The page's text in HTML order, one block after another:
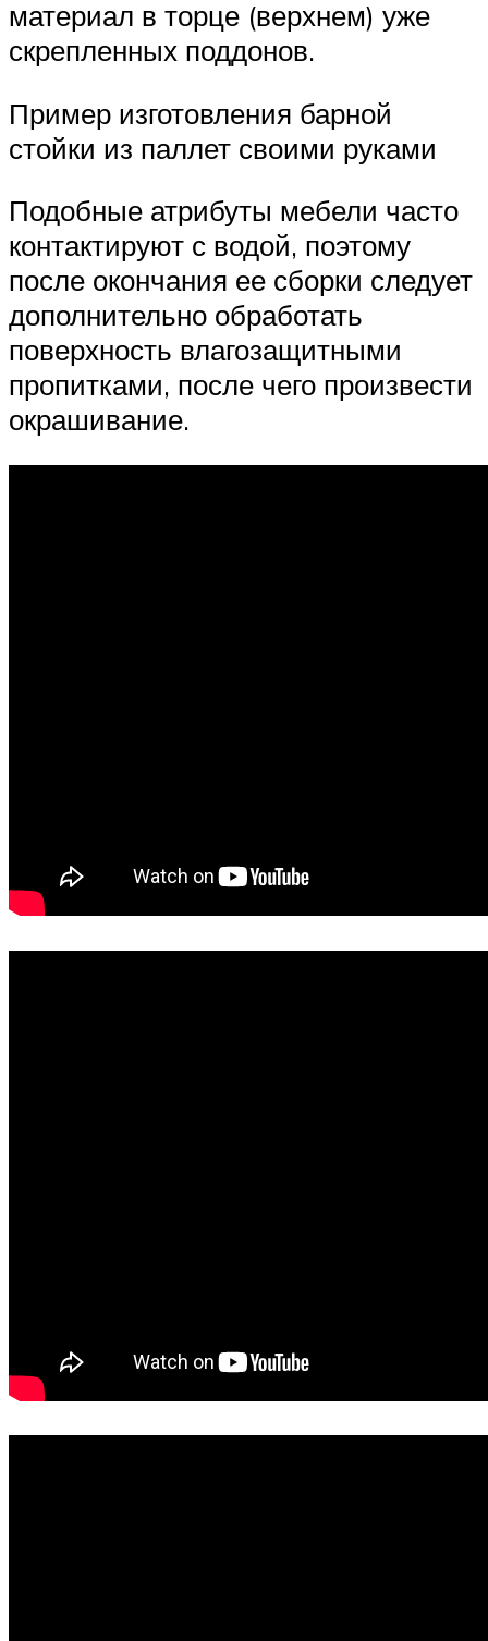
материал в торце (верхнем) уже
скрепленных поддонов.
Пример изготовления барной
стойки из паллет своими руками
Подобные атрибуты мебели часто
контактируют с водой, поэтому
после окончания ее сборки следует
дополнительно обработать
поверхность влагозащитными
пропитками, после чего произвести
окрашивание.